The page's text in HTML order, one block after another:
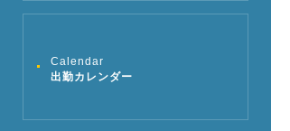
Calendar
出勤カレンダー